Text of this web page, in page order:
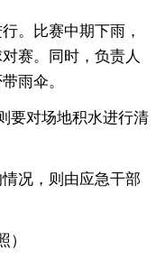
。比赛中期下雨，
赛。同时，负责人
雨伞。
对场地积水进行清
况，则由应急干部